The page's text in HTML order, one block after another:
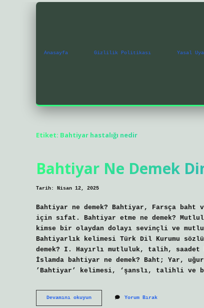
Anasayfa Gizlilik Politikası Yasal
Etiket: Bahtiyar hastalığı nedir
Bahtiyar Ne Demek
Tarih: Nisan 12, 2025
Bahtiyar ne demek? Bahtiyar, Farsça
için sıfat. Bahtiyar etme ne demek?
kimse bir olaydan dolayı sevinçli ve
Bahtiyarlık kelimesi Türk Dil Kurumu
demek? I. Hayırlı mutluluk, talih,
İslamda bahtiyar ne demek? Baht; Yar,
’Bahtiyar’ kelimesi, ‘şanslı, talihli ve
Devamını okuyunBahtiyar
Ne
Yorum Bırak